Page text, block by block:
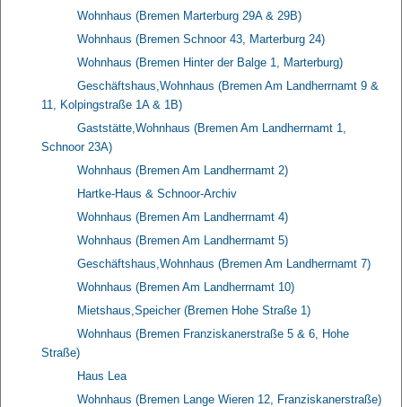
Wohnhaus (Bremen Marterburg 29A & 29B)
Wohnhaus (Bremen Schnoor 43, Marterburg 24)
Wohnhaus (Bremen Hinter der Balge 1, Marterburg)
Geschäftshaus,Wohnhaus (Bremen Am Landherrnamt 9 &
11, Kolpingstraße 1A & 1B)
Gaststätte,Wohnhaus (Bremen Am Landherrnamt 1,
Schnoor 23A)
Wohnhaus (Bremen Am Landherrnamt 2)
Hartke-Haus & Schnoor-Archiv
Wohnhaus (Bremen Am Landherrnamt 4)
Wohnhaus (Bremen Am Landherrnamt 5)
Geschäftshaus,Wohnhaus (Bremen Am Landherrnamt 7)
Wohnhaus (Bremen Am Landherrnamt 10)
Mietshaus,Speicher (Bremen Hohe Straße 1)
Wohnhaus (Bremen Franziskanerstraße 5 & 6, Hohe
Straße)
Haus Lea
Wohnhaus (Bremen Lange Wieren 12, Franziskanerstraße)